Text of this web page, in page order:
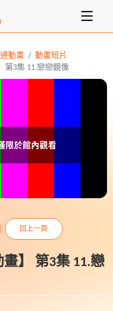
動畫
動畫短片
第3集 11.戀戀鏡像
畫】 第3集 11.戀
回上一頁